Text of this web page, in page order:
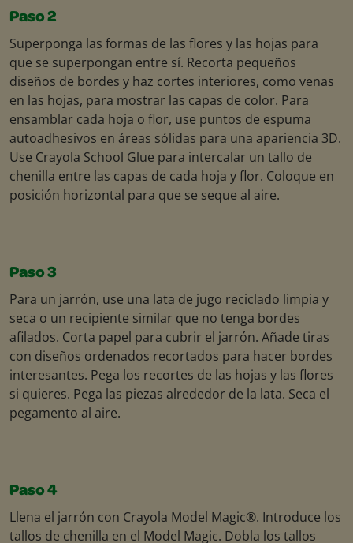
Paso 2
Superponga las formas de las flores y las hojas para
que se superpongan entre sí. Recorta pequeños
diseños de bordes y haz cortes interiores, como venas
en las hojas, para mostrar las capas de color. Para
ensamblar cada hoja o flor, use puntos de espuma
autoadhesivos en áreas sólidas para una apariencia 3D.
Use Crayola School Glue para intercalar un tallo de
chenilla entre las capas de cada hoja y flor. Coloque en
posición horizontal para que se seque al aire.
Paso 3
Para un jarrón, use una lata de jugo reciclado limpia y
seca o un recipiente similar que no tenga bordes
afilados. Corta papel para cubrir el jarrón. Añade tiras
con diseños ordenados recortados para hacer bordes
interesantes. Pega los recortes de las hojas y las flores
si quieres. Pega las piezas alrededor de la lata. Seca el
pegamento al aire.
Paso 4
Llena el jarrón con Crayola Model Magic®. Introduce los
tallos de chenilla en el Model Magic. Dobla los tallos